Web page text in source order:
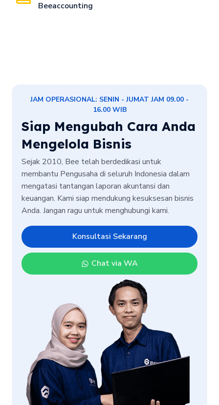
Beeaccounting
JAM OPERASIONAL: SENIN - JUMAT JAM 09.00 -
16.00 WIB
Siap Mengubah Cara Anda
Mengelola Bisnis
Sejak 2010, Bee telah berdedikasi untuk
membantu Pengusaha di seluruh Indonesia dalam
mengatasi tantangan laporan akuntansi dan
keuangan. Kami siap mendukung kesuksesan bisnis
Anda. Jangan ragu untuk menghubungi kami.
Konsultasi Sekarang
Chat via WA